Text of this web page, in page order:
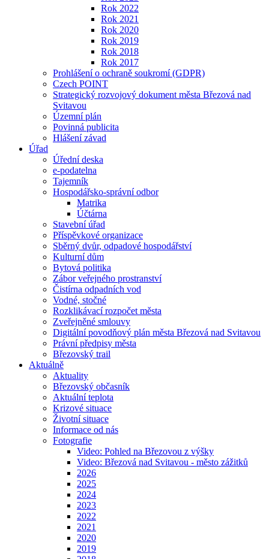
Rok 2022
Rok 2021
Rok 2020
Rok 2019
Rok 2018
Rok 2017
Prohlášení o ochraně soukromí (GDPR)
Czech POINT
Strategický rozvojový dokument města Březová nad
Svitavou
Územní plán
Povinná publicita
Hlášení závad
Úřad
Úřední deska
e-podatelna
Tajemník
Hospodářsko-správní odbor
Matrika
Účtárna
Stavební úřad
Příspěvkové organizace
Sběrný dvůr, odpadové hospodářství
Kulturní dům
Bytová politika
Zábor veřejného prostranství
Čistírna odpadních vod
Vodné, stočné
Rozklikávací rozpočet města
Zveřejněné smlouvy
Digitální povodňový plán města Březová nad Svitavou
Právní předpisy města
Březovský trail
Aktuálně
Aktuality
Březovský občasník
Aktuální teplota
Krizové situace
Životní situace
Informace od nás
Fotografie
Video: Pohled na Březovou z výšky
Video: Březová nad Svitavou - město zážitků
2026
2025
2024
2023
2022
2021
2020
2019